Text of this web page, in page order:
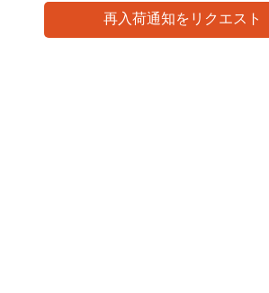
再入荷通知をリクエスト